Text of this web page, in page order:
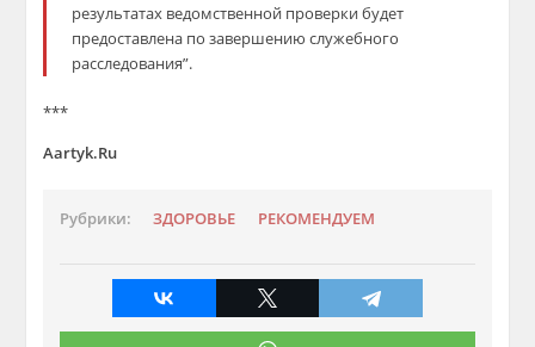
результатах ведомственной проверки будет
предоставлена по завершению служебного
расследования”.
***
Aartyk.Ru
Рубрики: ЗДОРОВЬЕ РЕКОМЕНДУЕМ